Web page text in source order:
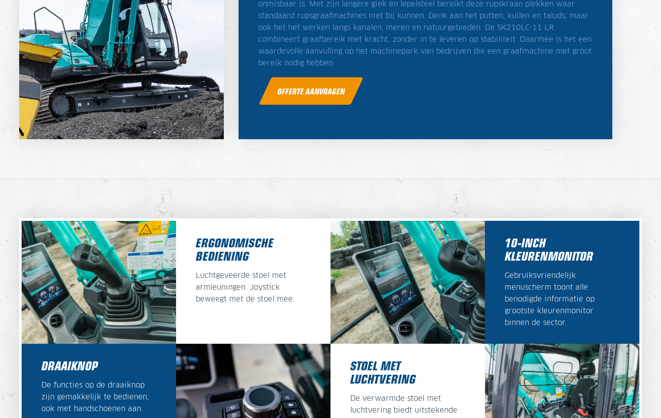
onmisbaar is. Met zijn langere giek en lepelsteel bereikt deze rupskraan plekken waar
standaard rupsgraafmachines niet bij kunnen. Denk aan het putten, kuilen en taluds, maar
ook het het werken langs kanalen, meren en natuurgebieden. De SK210LC-11 LR
combineert graafbereik met kracht, zonder in te leveren op stabiliteit. Daarmee is het een
waardevolle aanvulling op het machinepark van bedrijven die een graafmachine met groot
bereik nodig hebben.
OFFERTE AANVRAGEN
ERGONOMISCHE
BEDIENING
Luchtgeveerde stoel met
armleuningen. Joystick
beweegt met de stoel mee.
10-INCH
KLEURENMONITOR
Gebruiksvriendelijk
menuscherm toont alle
benodigde informatie op
grootste kleurenmonitor
binnen de sector.
DRAAIKNOP
De functies op de draaiknop
zijn gemakkelijk te bedienen,
ook met handschoenen aan.
STOEL MET
LUCHTVERING
De verwarmde stoel met
luchtvering biedt uitstekende